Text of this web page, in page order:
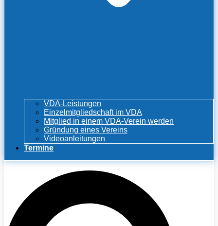
VDA-Leistungen
Einzelmitgliedschaft im VDA
Mitglied in einem VDA-Verein werden
Gründung eines Vereins
Videoanleitungen
Termine